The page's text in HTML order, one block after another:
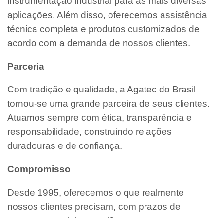
aplicações. Além disso, oferecemos assistência
técnica completa e produtos customizados de
acordo com a demanda de nossos clientes.
Parceria
Com tradição e qualidade, a Agatec do Brasil
tornou-se uma grande parceira de seus clientes.
Atuamos sempre com ética, transparência e
responsabilidade, construindo relações
duradouras e de confiança.
Compromisso
Desde 1995, oferecemos o que realmente
nossos clientes precisam, com prazos de